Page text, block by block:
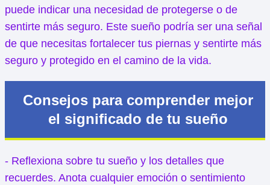
puede indicar una necesidad de protegerse o de
sentirte más seguro. Este sueño podría ser una señal
de que necesitas fortalecer tus piernas y sentirte más
seguro y protegido en el camino de la vida.
Consejos para comprender mejor
el significado de tu sueño
- Reflexiona sobre tu sueño y los detalles que
recuerdes. Anota cualquier emoción o sentimiento